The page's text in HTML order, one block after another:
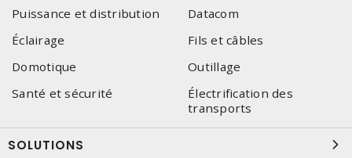
Puissance et distribution
Datacom
Éclairage
Fils et câbles
Domotique
Outillage
Santé et sécurité
Électrification des
transports
SOLUTIONS